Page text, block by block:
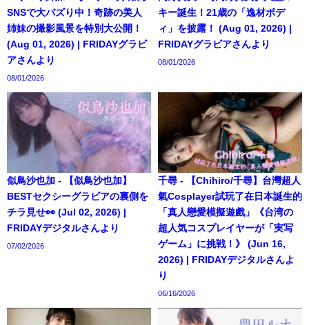
SNSで大バズり中！奇跡の美人
姉妹の撮影風景を特別大公開！
(Aug 01, 2026) | FRIDAYグラビ
アさんより
08/01/2026
キー誕生！21歳の「逸材ボデ
ィ」を披露！ (Aug 01, 2026) |
FRIDAYグラビアさんより
08/01/2026
似鳥沙也加 - 【似鳥沙也加】
BESTセクシーグラビアの裏側を
チラ見せ👀 (Jul 02, 2026) |
FRIDAYデジタルさんより
07/02/2026
千尋 - 【Chihiro/千尋】台灣超人
氣Cosplayer試玩了在日本誕生的
「真人戀愛模擬遊戲」《台湾の
超人気コスプレイヤーが「実写
ゲーム」に挑戦！》 (Jun 16,
2026) | FRIDAYデジタルさんよ
り
06/16/2026